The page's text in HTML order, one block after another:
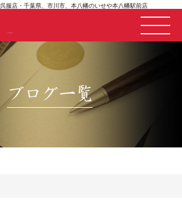
服店・千葉県、市川市、本八幡のいせや本八幡駅前店
―
ブログ一覧